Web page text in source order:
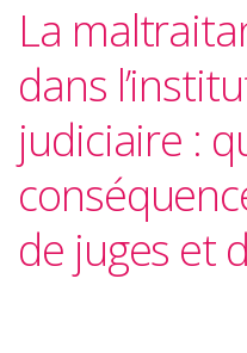
La
dans
judiciaire :
de juges et